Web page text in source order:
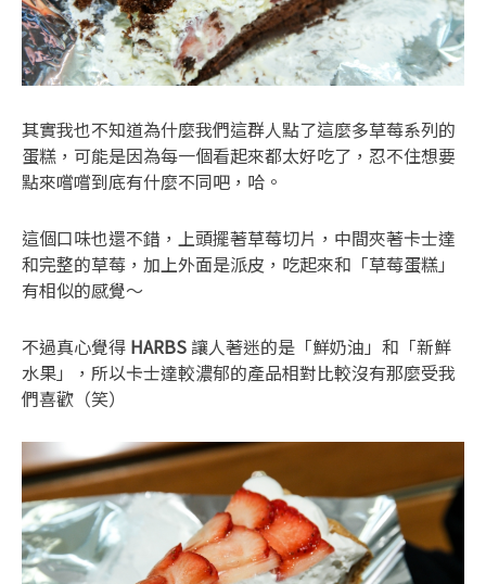
其實我也不知道為什麼我們這群人點了這麼多草莓系列的
蛋糕，可能是因為每一個看起來都太好吃了，忍不住想要
點來嚐嚐到底有什麼不同吧，哈。
這個口味也還不錯，上頭擺著草莓切片，中間夾著卡士達
和完整的草莓，加上外面是派皮，吃起來和「草莓蛋糕」
有相似的感覺～
不過真心覺得 HARBS 讓人著迷的是「鮮奶油」和「新鮮
水果」，所以卡士達較濃郁的產品相對比較沒有那麼受我
們喜歡（笑）